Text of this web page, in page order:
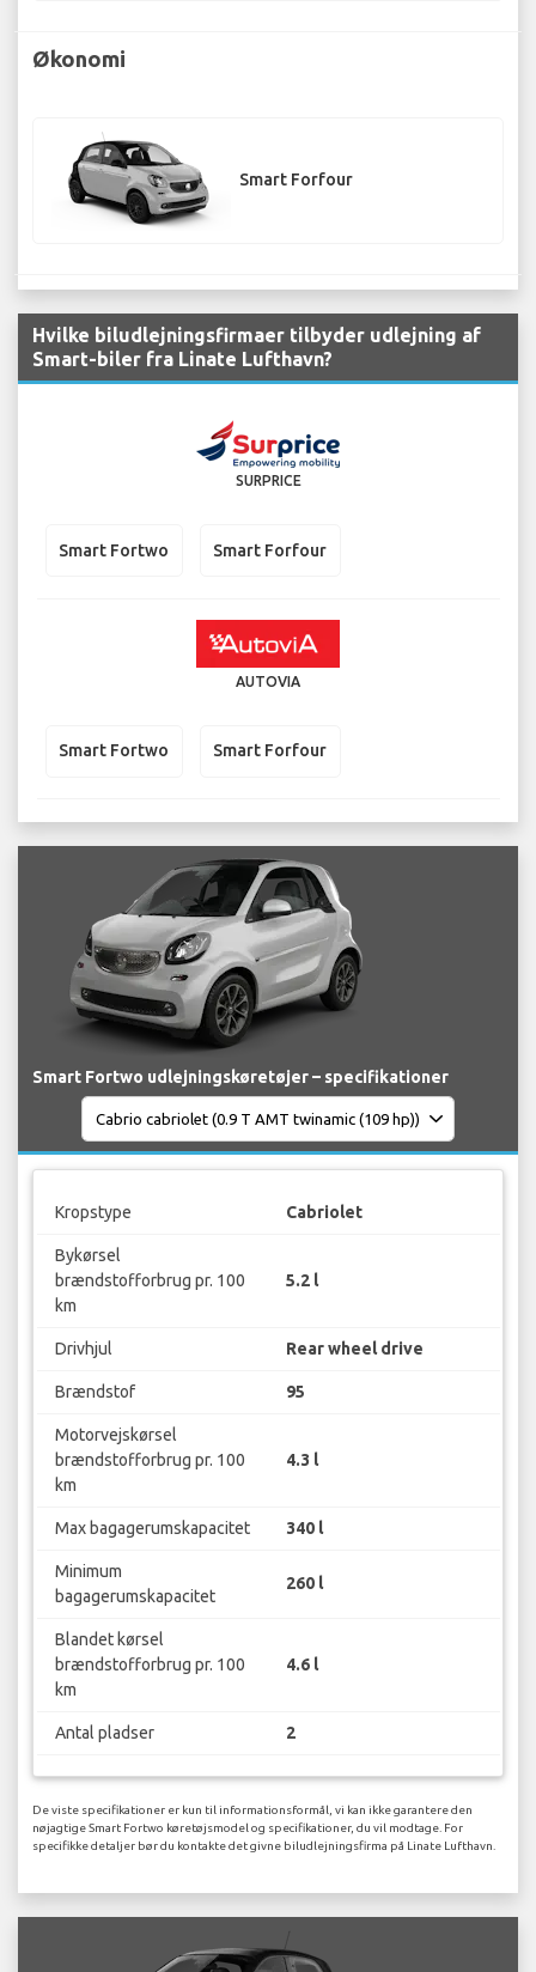
Økonomi
Smart Forfour
Hvilke biludlejningsfirmaer tilbyder udlejning af
Smart-biler fra Linate Lufthavn?
SURPRICE
Smart Fortwo Smart Forfour
AUTOVIA
Smart Fortwo Smart Forfour
Smart Fortwo udlejningskøretøjer – specifikationer
Kropstype Cabriolet
Bykørsel
brændstofforbrug pr. 100
km
5.2 l
Drivhjul Rear wheel drive
Brændstof 95
Motorvejskørsel
brændstofforbrug pr. 100
km
4.3 l
Max bagagerumskapacitet 340 l
Minimum
bagagerumskapacitet
260 l
Blandet kørsel
brændstofforbrug pr. 100
km
4.6 l
Antal pladser 2
De viste specifikationer er kun til informationsformål, vi kan ikke garantere den
nøjagtige Smart Fortwo køretøjsmodel og specifikationer, du vil modtage. For
specifikke detaljer bør du kontakte det givne biludlejningsfirma på Linate Lufthavn.